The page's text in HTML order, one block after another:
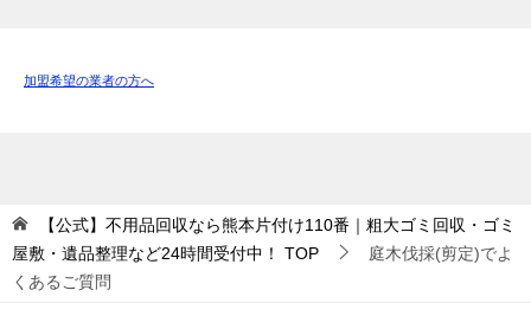
加盟希望の業者の方へ
【公式】不用品回収なら熊本片付け110番｜粗大ゴミ回収・ゴミ
屋敷・遺品整理など24時間受付中！
TOP
庭木伐採(剪定)でよ
くあるご質問